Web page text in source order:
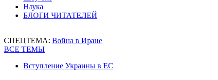
Наука
БЛОГИ ЧИТАТЕЛЕЙ
СПЕЦТЕМА: Война в Иране
ВСЕ ТЕМЫ
Вступление Украины в ЕС